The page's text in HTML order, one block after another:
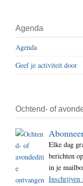
t
e
e
s
i
t
e
Agenda
Agenda
Geef je activiteit door
Ochtend- of
Elke dag
berichten
in je
Inschrijven